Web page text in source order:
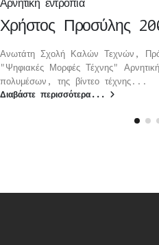
Αρνητική εντροπία
Χρήστος Προσύλης
Ανωτάτη Σχολή Καλών Τεχνών,
"Ψηφιακές Μορφές Τέχνης"
πολυμέσων, της βίντεο τέχνης...
Διαβάστε περισσότερα...